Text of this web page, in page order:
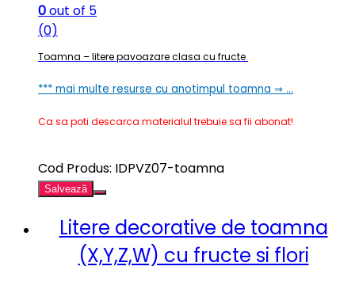
0out of 5
(0)
Toamna – litere pavoazare clasa cu fructe
*** mai multe resurse cu anotimpul toamna ⇒ …
Ca sa poti descarca materialul trebuie sa fii abonat!
Cod Produs: IDPVZ07-toamna
Salvează
Litere decorative de toamna
(X,Y,Z,W) cu fructe si flori